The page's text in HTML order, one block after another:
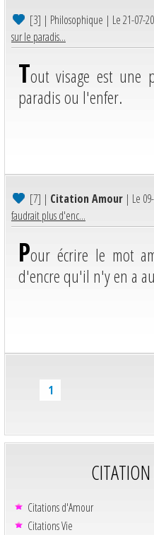
[3] | Philosophique | Le 21-07-
sur le paradis...
Tout visage est
paradis ou l'enfer.
[7] | Citation Amour | Le
faudrait plus d'enc...
Pour écrire le mot
d'encre qu'il n'y en a
1
Citations d'Amour
Citations Vie